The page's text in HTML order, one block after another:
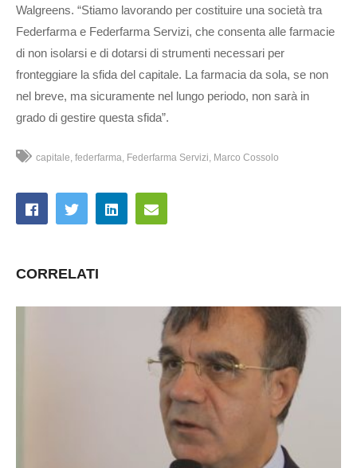
Walgreens. “Stiamo lavorando per costituire una società tra
Federfarma e Federfarma Servizi, che consenta alle farmacie
di non isolarsi e di dotarsi di strumenti necessari per
fronteggiare la sfida del capitale. La farmacia da sola, se non
nel breve, ma sicuramente nel lungo periodo, non sarà in
grado di gestire questa sfida”.
capitale federfarma Federfarma Servizi Marco Cossolo
CORRELATI